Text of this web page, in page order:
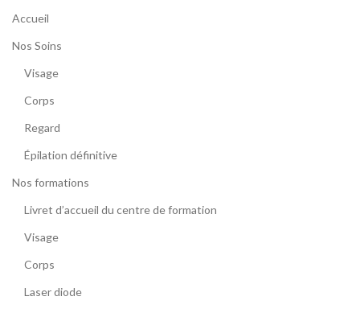
Accueil
Nos Soins
Visage
Corps
Regard
Épilation définitive
Nos formations
Livret d’accueil du centre de formation
Visage
Corps
Laser diode